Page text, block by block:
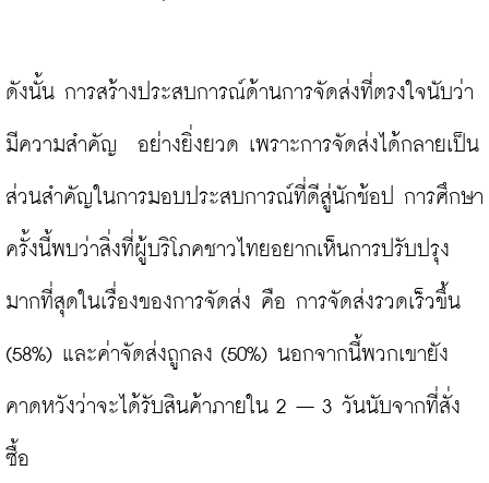
ดังนั้น การสร้างประสบการณ์ด้านการจัดส่งที่ตรงใจนับว่า
มีความสำคัญ  อย่างยิ่งยวด เพราะการจัดส่งได้กลายเป็น
ส่วนสำคัญในการมอบประสบการณ์ที่ดีสู่นักช้อป การศึกษา
ครั้งนี้พบว่าสิ่งที่ผู้บริโภคชาวไทยอยากเห็นการปรับปรุง
มากที่สุดในเรื่องของการจัดส่ง คือ การจัดส่งรวดเร็วขึ้น
(58%) และค่าจัดส่งถูกลง (50%) นอกจากนี้พวกเขายัง
คาดหวังว่าจะได้รับสินค้าภายใน 2 – 3 วันนับจากที่สั่ง
ซื้อ